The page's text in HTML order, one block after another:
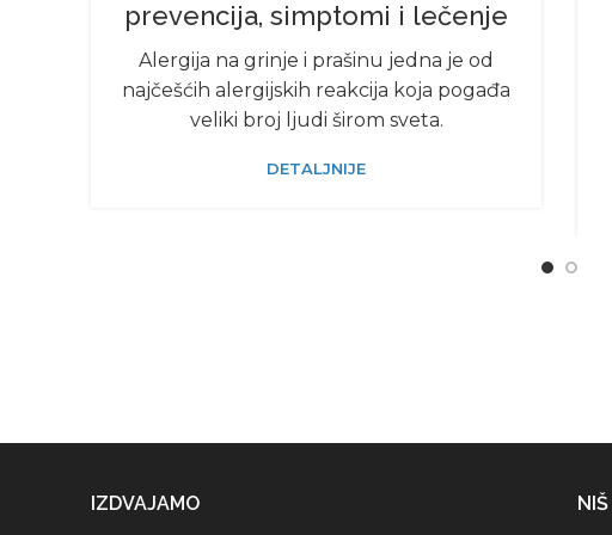
prevencija, simptomi i lečenje
Alergija na grinje i prašinu jedna je od
najčešćih alergijskih reakcija koja pogađa
veliki broj ljudi širom sveta.
DETALJNIJE
IZDVAJAMO NIŠ